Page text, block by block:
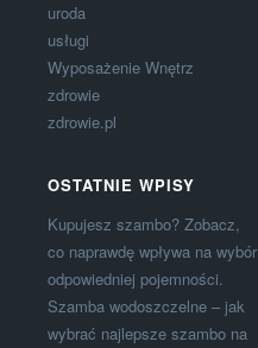
uroda
usługi
Wyposażenie Wnętrz
zdrowie
zdrowie.pl
OSTATNIE WPISY
Kupujesz szambo? Zobacz,
co naprawdę wpływa na wybór
odpowiedniej pojemności.
Szamba wodoszczelne – jak
wybrać najlepsze szambo na